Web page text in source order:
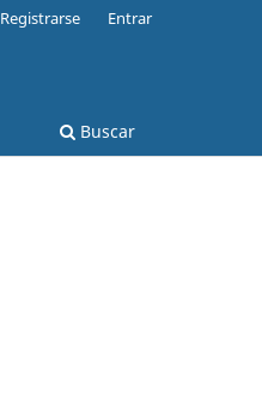
Buscar
Registrarse Entrar